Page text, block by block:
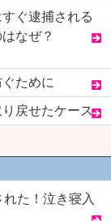
ぐ逮捕される
なぜ？
ために
り戻せたケース
た！泣き寝入